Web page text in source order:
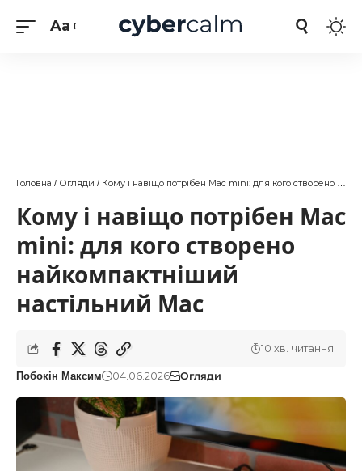
Aa
Головна / Огляди / Кому і навіщо потрібен Mac mini: для кого створено найкомпактніший настільний Mac
Кому і навіщо потрібен Mac
mini: для кого створено
найкомпактніший
настільний Mac
Побокін Максим 04.06.2026 Огляди
10 хв. читання